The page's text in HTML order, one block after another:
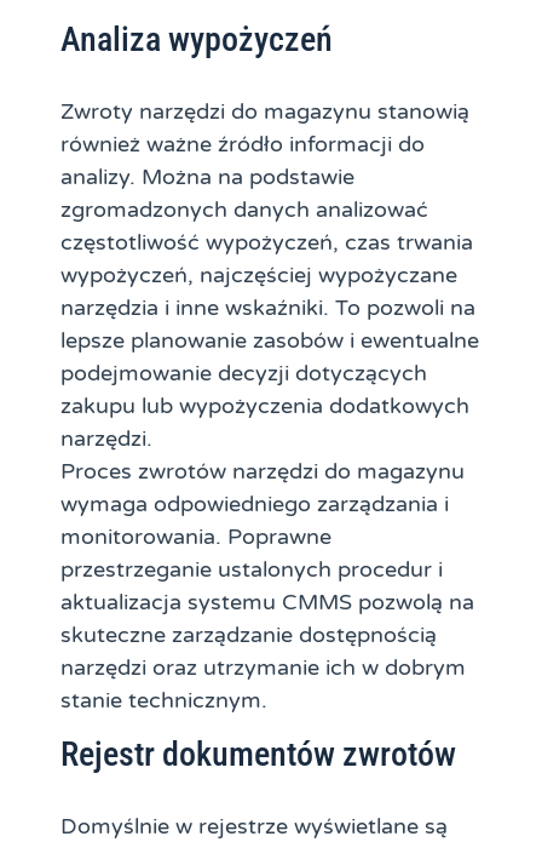
Analiza wypożyczeń
Zwroty narzędzi do magazynu stanowią
również ważne źródło informacji do
analizy. Można na podstawie
zgromadzonych danych analizować
częstotliwość wypożyczeń, czas trwania
wypożyczeń, najczęściej wypożyczane
narzędzia i inne wskaźniki. To pozwoli na
lepsze planowanie zasobów i ewentualne
podejmowanie decyzji dotyczących
zakupu lub wypożyczenia dodatkowych
narzędzi.
Proces zwrotów narzędzi do magazynu
wymaga odpowiedniego zarządzania i
monitorowania. Poprawne
przestrzeganie ustalonych procedur i
aktualizacja systemu CMMS pozwolą na
skuteczne zarządzanie dostępnością
narzędzi oraz utrzymanie ich w dobrym
stanie technicznym.
Rejestr dokumentów zwrotów
Domyślnie w rejestrze wyświetlane są